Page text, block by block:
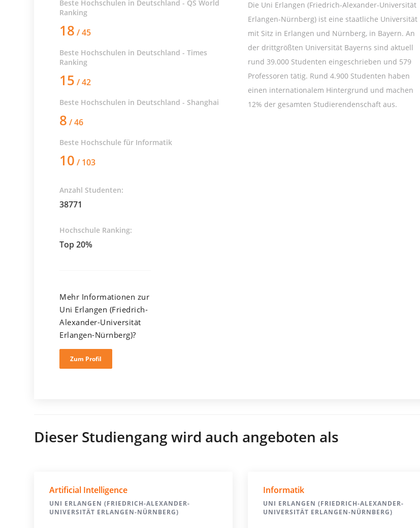
Beste Hochschulen in Deutschland - QS World
Ranking
18 / 45
Beste Hochschulen in Deutschland - Times
Ranking
15 / 42
Beste Hochschulen in Deutschland - Shanghai
8 / 46
Beste Hochschule für Informatik
10 / 103
Anzahl Studenten:
38771
Hochschule Ranking:
Top 20%
Die Uni Erlangen (Friedrich-Alexander-Universität
Erlangen-Nürnberg) ist eine staatliche Universität
mit Sitz in Erlangen und Nürnberg, in Bayern. An
der drittgrößten Universität Bayerns sind aktuell
rund 39.000 Studenten eingeschrieben und 579
Professoren tätig. Rund 4.900 Studenten haben
einen internationalem Hintergrund und machen
12% der gesamten Studierendenschaft aus.
Mehr Informationen zur
Uni Erlangen (Friedrich-
Alexander-Universität
Erlangen-Nürnberg)?
Zum Profil
Dieser Studiengang wird auch angeboten als
Artificial Intelligence
UNI ERLANGEN (FRIEDRICH-ALEXANDER-
UNIVERSITÄT ERLANGEN-NÜRNBERG)
Informatik
UNI ERLANGEN (FRIEDRICH-ALEXANDER-
UNIVERSITÄT ERLANGEN-NÜRNBERG)